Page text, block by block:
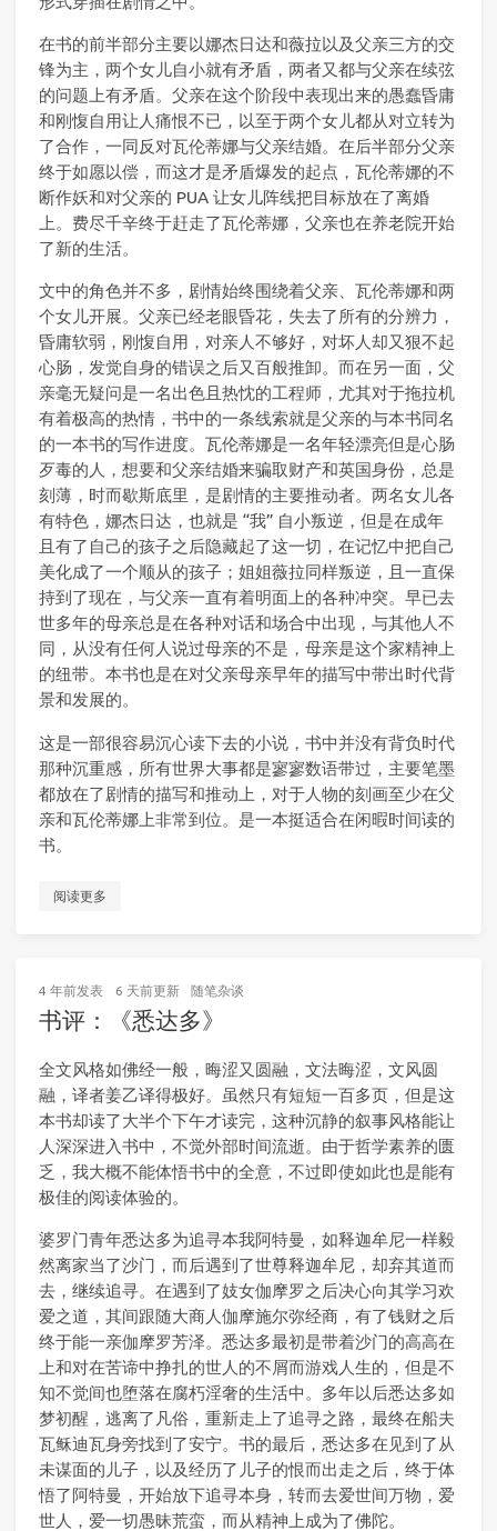
在书的前半部分主要以娜杰日达和薇拉以及父亲三方的交
锋为主，两个女儿自小就有矛盾，两者又都与父亲在续弦
的问题上有矛盾。父亲在这个阶段中表现出来的愚蠢昏庸
和刚愎自用让人痛恨不已，以至于两个女儿都从对立转为
了合作，一同反对瓦伦蒂娜与父亲结婚。在后半部分父亲
终于如愿以偿，而这才是矛盾爆发的起点，瓦伦蒂娜的不
断作妖和对父亲的 PUA 让女儿阵线把目标放在了离婚
上。费尽千辛终于赶走了瓦伦蒂娜，父亲也在养老院开始
了新的生活。
文中的角色并不多，剧情始终围绕着父亲、瓦伦蒂娜和两
个女儿开展。父亲已经老眼昏花，失去了所有的分辨力，
昏庸软弱，刚愎自用，对亲人不够好，对坏人却又狠不起
心肠，发觉自身的错误之后又百般推卸。而在另一面，父
亲毫无疑问是一名出色且热忱的工程师，尤其对于拖拉机
有着极高的热情，书中的一条线索就是父亲的与本书同名
的一本书的写作进度。瓦伦蒂娜是一名年轻漂亮但是心肠
歹毒的人，想要和父亲结婚来骗取财产和英国身份，总是
刻薄，时而歇斯底里，是剧情的主要推动者。两名女儿各
有特色，娜杰日达，也就是 “我” 自小叛逆，但是在成年
且有了自己的孩子之后隐藏起了这一切，在记忆中把自己
美化成了一个顺从的孩子；姐姐薇拉同样叛逆，且一直保
持到了现在，与父亲一直有着明面上的各种冲突。早已去
世多年的母亲总是在各种对话和场合中出现，与其他人不
同，从没有任何人说过母亲的不是，母亲是这个家精神上
的纽带。本书也是在对父亲母亲早年的描写中带出时代背
景和发展的。
这是一部很容易沉心读下去的小说，书中并没有背负时代
那种沉重感，所有世界大事都是寥寥数语带过，主要笔墨
都放在了剧情的描写和推动上，对于人物的刻画至少在父
亲和瓦伦蒂娜上非常到位。是一本挺适合在闲暇时间读的
书。
阅读更多
4 年前发表 6 天前更新 随笔杂谈
书评：《悉达多》
全文风格如佛经一般，晦涩又圆融，文法晦涩，文风圆
融，译者姜乙译得极好。虽然只有短短一百多页，但是这
本书却读了大半个下午才读完，这种沉静的叙事风格能让
人深深进入书中，不觉外部时间流逝。由于哲学素养的匮
乏，我大概不能体悟书中的全意，不过即使如此也是能有
极佳的阅读体验的。
婆罗门青年悉达多为追寻本我阿特曼，如释迦牟尼一样毅
然离家当了沙门，而后遇到了世尊释迦牟尼，却弃其道而
去，继续追寻。在遇到了妓女伽摩罗之后决心向其学习欢
爱之道，其间跟随大商人伽摩施尔弥经商，有了钱财之后
终于能一亲伽摩罗芳泽。悉达多最初是带着沙门的高高在
上和对在苦谛中挣扎的世人的不屑而游戏人生的，但是不
知不觉间也堕落在腐朽淫奢的生活中。多年以后悉达多如
梦初醒，逃离了凡俗，重新走上了追寻之路，最终在船夫
瓦稣迪瓦身旁找到了安宁。书的最后，悉达多在见到了从
未谋面的儿子，以及经历了儿子的恨而出走之后，终于体
悟了阿特曼，开始放下追寻本身，转而去爱世间万物，爱
世人，爱一切愚昧荒蛮，而从精神上成为了佛陀。